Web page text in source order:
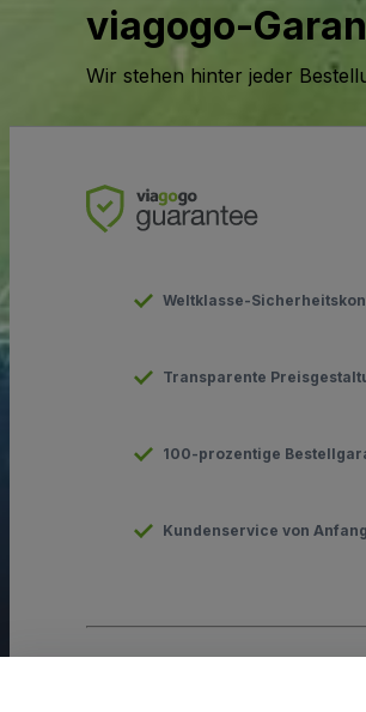
viagogo-
Wir stehen hinter jeder
Weltklasse-
Transparente
100-prozentige
Kundenservice von